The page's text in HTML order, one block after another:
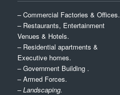
– Commercial Factories & Offices.
– Restaurants, Entertainment
Venues & Hotels.
– Residential apartments &
Executive homes.
– Government Building .
– Armed Forces.
– Landscaping.